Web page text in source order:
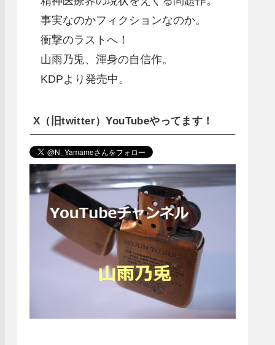
事実なのかフィクションなのか。
衝撃のラストへ！
山雨乃兎、渾身の自信作。
KDPより発売中。
X（旧twitter）YouTubeやってます！